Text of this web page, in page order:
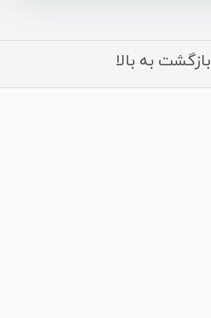
بازگشت به بالا